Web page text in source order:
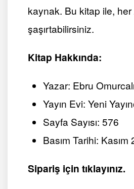
kaynak. Bu kitap ile, her
şaşırtabilirsiniz.
Kitap Hakkında:
Yazar: Ebru Omurcalı
Yayın Evi: Yeni
Sayfa Sayısı: 576
Basım Tarihi: Kasım
Sipariş için tıklayınız.